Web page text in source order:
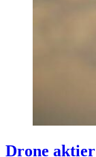
Drone